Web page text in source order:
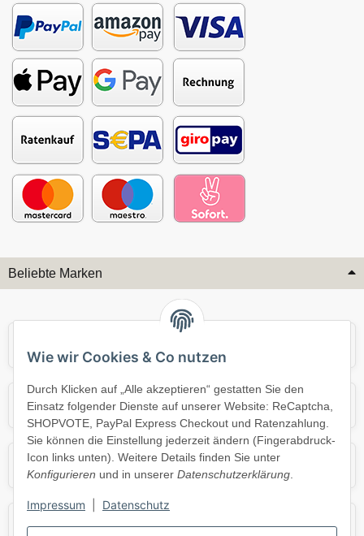
Wie wir Cookies & Co nutzen
Durch Klicken auf „Alle akzeptieren“ gestatten Sie den
Einsatz folgender Dienste auf unserer Website: ReCaptcha,
SHOPVOTE, PayPal Express Checkout und Ratenzahlung.
Sie können die Einstellung jederzeit ändern (Fingerabdruck-
Icon links unten). Weitere Details finden Sie unter
Konfigurieren und in unserer Datenschutzerklärung.
Impressum Datenschutz
Beliebte Marken
Mercedes Mini
Opel Porsche
Skoda Smart